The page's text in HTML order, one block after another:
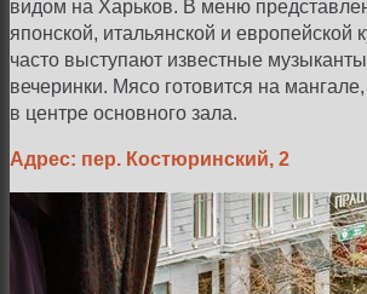
видом на Харьков. В меню
японской, итальянской и европейской
часто выступают известные
вечеринки. Мясо готовится на
в центре основного зала.
Адрес: пер. Костюринский, 2